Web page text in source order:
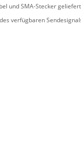
und SMA-Stecker
verfügbaren